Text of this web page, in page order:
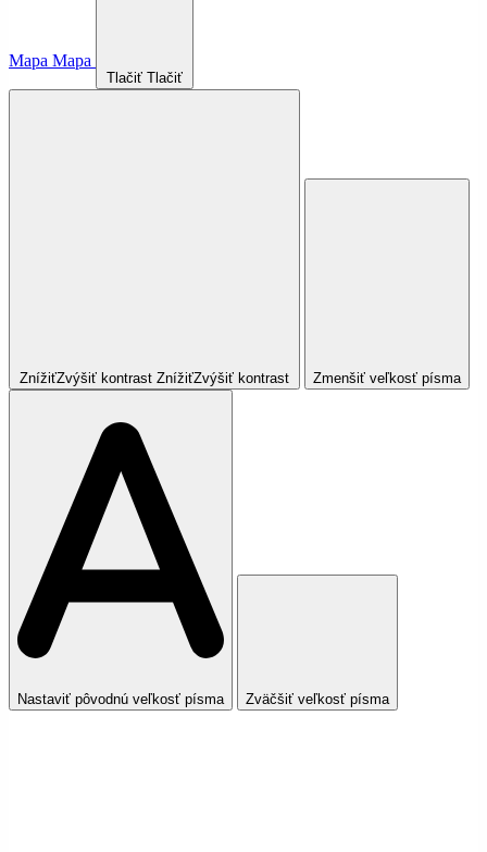
Mapa Mapa
Tlačiť Tlačiť
ZnížiťZvýšiť kontrast ZnížiťZvýšiť kontrast Zmenšiť veľkosť písma
Nastaviť pôvodnú veľkosť písma Zväčšiť veľkosť písma